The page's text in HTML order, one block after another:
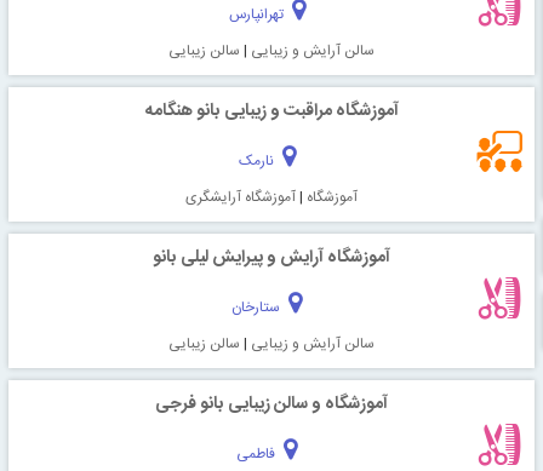
تهرانپارس
سالن آرایش و زیبایی | سالن زیبایی
آموزشگاه مراقبت و زیبایی بانو هنگامه
نارمک
آموزشگاه |آموزشگاه آرایشگری
آموزشگاه آرایش و پیرایش لیلی بانو
ستارخان
سالن آرایش و زیبایی | سالن زیبایی
آموزشگاه و سالن زیبایی بانو فرجی
فاطمی